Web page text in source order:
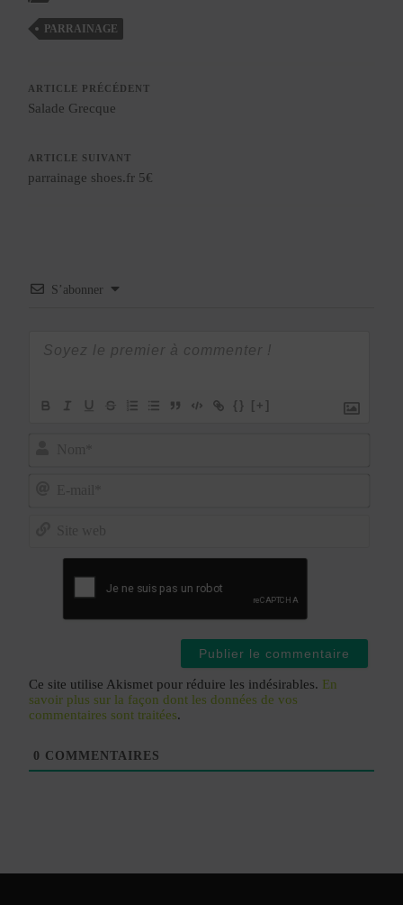
PARRAINAGE
ARTICLE PRÉCÉDENT
Salade Grecque
ARTICLE SUIVANT
parrainage shoes.fr 5€
S’abonner
{} [+]
Ce site utilise Akismet pour réduire les indésirables. En
savoir plus sur la façon dont les données de vos
commentaires sont traitées.
0 COMMENTAIRES